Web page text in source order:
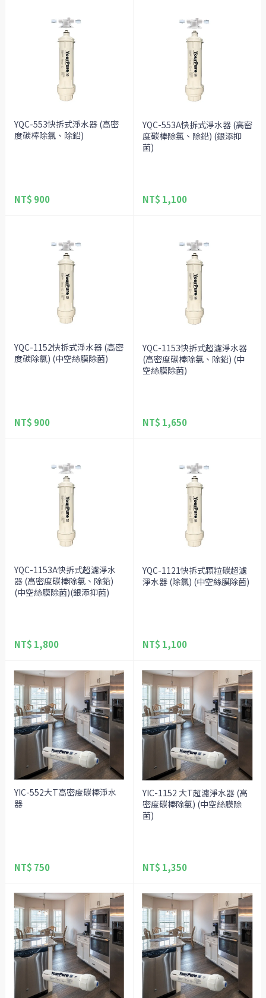
YQC-553快拆式淨水器 (高密
度碳棒除氯、除鉛)
NT$ 900
YQC-553A快拆式淨水器 (高密
度碳棒除氯、除鉛) (銀添抑
菌)
NT$ 1,100
YQC-1152快拆式淨水器 (高密
度碳除氯) (中空絲膜除菌)
NT$ 900
YQC-1153快拆式超濾淨水器
(高密度碳棒除氯、除鉛) (中
空絲膜除菌)
NT$ 1,650
YQC-1153A快拆式超濾淨水
器 (高密度碳棒除氯、除鉛)
(中空絲膜除菌)(銀添抑菌)
NT$ 1,800
YQC-1121快拆式顆粒碳超濾
淨水器 (除氯) (中空絲膜除菌)
NT$ 1,100
YIC-552大T高密度碳棒淨水
器
NT$ 750
YIC-1152 大T超濾淨水器 (高
密度碳棒除氯) (中空絲膜除
菌)
NT$ 1,350